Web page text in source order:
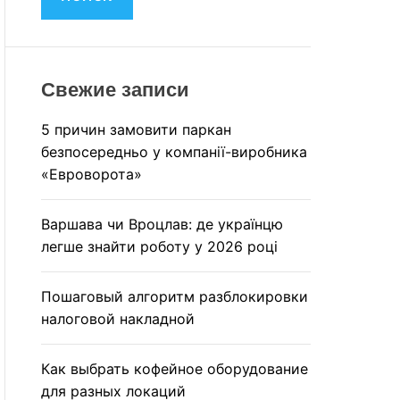
D
и
:
Свежие записи
5 причин замовити паркан
безпосередньо у компанії-виробника
«Евроворота»
Варшава чи Вроцлав: де українцю
легше знайти роботу у 2026 році
Пошаговый алгоритм разблокировки
налоговой накладной
Как выбрать кофейное оборудование
для разных локаций